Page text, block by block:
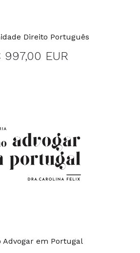
Direito Português
997,00 EUR
Advogar em Portugal